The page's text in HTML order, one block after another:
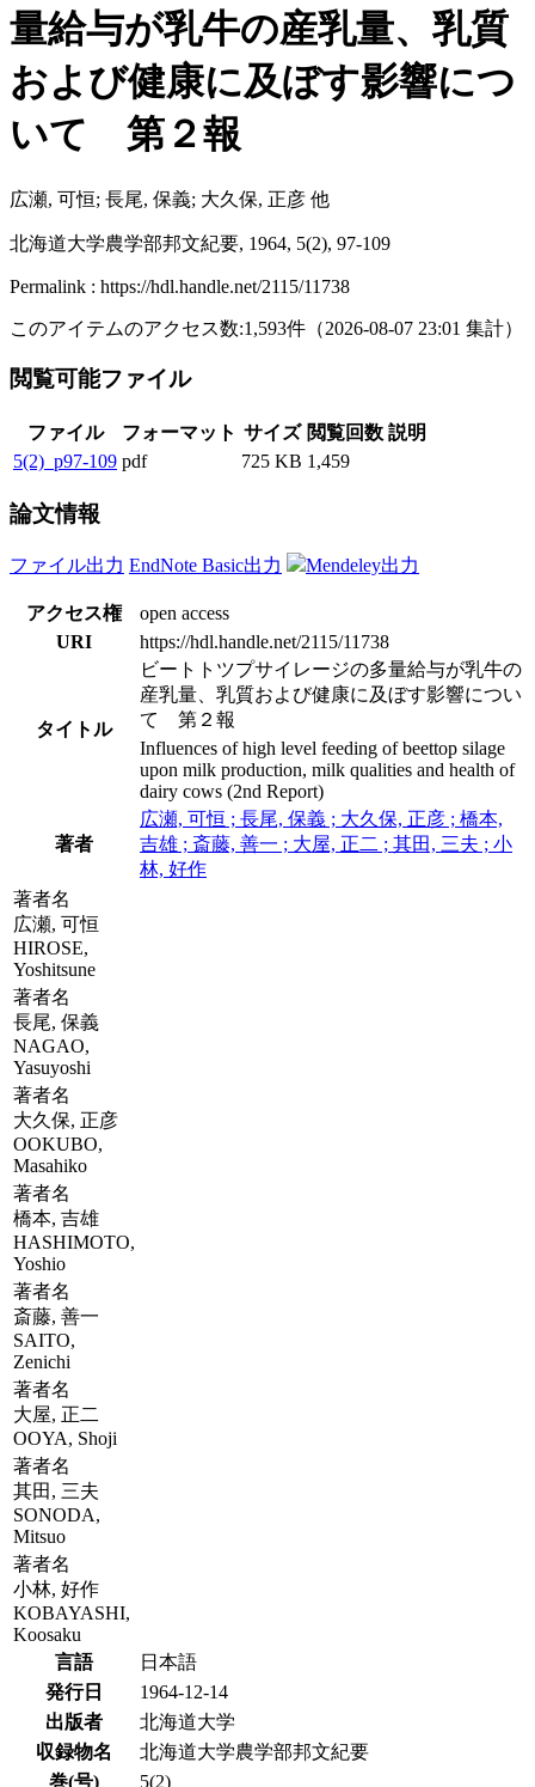
量給与が乳牛の産乳量、乳質
および健康に及ぼす影響につ
いて 第２報
広瀬, 可恒; 長尾, 保義; 大久保, 正彦 他
北海道大学農学部邦文紀要, 1964, 5(2), 97-109
Permalink : https://hdl.handle.net/2115/11738
このアイテムのアクセス数:1,593件 （2026-08-07 23:01 集計）
閲覧可能ファイル
ファイル フォーマット サイズ 閲覧回数 説明
5(2)_p97-109 pdf 725 KB 1,459
論文情報
ファイル出力 EndNote Basic出力 Mendeley出力
アクセス権
open access
URI
https://hdl.handle.net/2115/11738
タイトル
ビートトツプサイレージの多量給与が乳牛の
産乳量、乳質および健康に及ぼす影響につい
て 第２報
Influences of high level feeding of beettop silage
upon milk production, milk qualities and health of
dairy cows (2nd Report)
著者
広瀬, 可恒 ; 長尾, 保義 ; 大久保, 正彦 ; 橋本,
吉雄 ; 斎藤, 善一 ; 大屋, 正二 ; 其田, 三夫 ; 小
林, 好作
著者名
広瀬, 可恒
HIROSE,
Yoshitsune
著者名
長尾, 保義
NAGAO,
Yasuyoshi
著者名
大久保, 正彦
OOKUBO,
Masahiko
著者名
橋本, 吉雄
HASHIMOTO,
Yoshio
著者名
斎藤, 善一
SAITO,
Zenichi
著者名
大屋, 正二
OOYA, Shoji
著者名
其田, 三夫
SONODA,
Mitsuo
著者名
小林, 好作
KOBAYASHI,
Koosaku
言語
日本語
発行日
1964-12-14
出版者
北海道大学
収録物名
北海道大学農学部邦文紀要
巻(号)
5(2)